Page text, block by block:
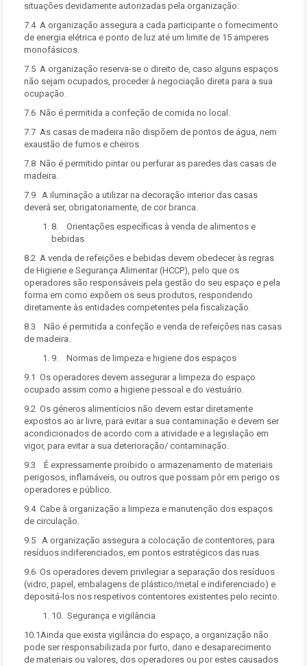
situações devidamente autorizadas pela organização.
7.4 A organização assegura a cada participante o fornecimento
de energia elétrica e ponto de luz até um limite de 15 amperes
monofásicos.
7.5 A organização reserva-se o direito de, caso alguns espaços
não sejam ocupados, proceder à negociação direta para a sua
ocupação.
7.6 Não é permitida a confeção de comida no local.
7.7 As casas de madeira não dispõem de pontos de água, nem
exaustão de fumos e cheiros.
7.8 Não é permitido pintar ou perfurar as paredes das casas de
madeira.
7.9 A iluminação a utilizar na decoração interior das casas
deverá ser, obrigatoriamente, de cor branca.
8. Orientações específicas à venda de alimentos e
bebidas
8.2 A venda de refeições e bebidas devem obedecer às regras
de Higiene e Segurança Alimentar (HCCP), pelo que os
operadores são responsáveis pela gestão do seu espaço e pela
forma em como expõem os seus produtos, respondendo
diretamente às entidades competentes pela fiscalização.
8.3 Não é permitida a confeção e venda de refeições nas casas
de madeira.
9. Normas de limpeza e higiene dos espaços
9.1 Os operadores devem assegurar a limpeza do espaço
ocupado assim como a higiene pessoal e do vestuário.
9.2 Os géneros alimentícios não devem estar diretamente
expostos ao ar livre, para evitar a sua contaminação e devem ser
acondicionados de acordo com a atividade e a legislação em
vigor, para evitar a sua deterioração/ contaminação.
9.3 É expressamente proibido o armazenamento de materiais
perigosos, inflamáveis, ou outros que possam pôr em perigo os
operadores e público.
9.4 Cabe à organização a limpeza e manutenção dos espaços
de circulação.
9.5 A organização assegura a colocação de contentores, para
resíduos indiferenciados, em pontos estratégicos das ruas.
9.6 Os operadores devem privilegiar a separação dos resíduos
(vidro, papel, embalagens de plástico/metal e indiferenciado) e
depositá-los nos respetivos contentores existentes pelo recinto.
10. Segurança e vigilância
10.1Ainda que exista vigilância do espaço, a organização não
pode ser responsabilizada por furto, dano e desaparecimento
de materiais ou valores, dos operadores ou por estes causados